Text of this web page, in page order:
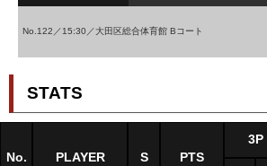
No.122／15:30／大田区総合体育館 Bコート
STATS
No. PLAYER S PTS
3P